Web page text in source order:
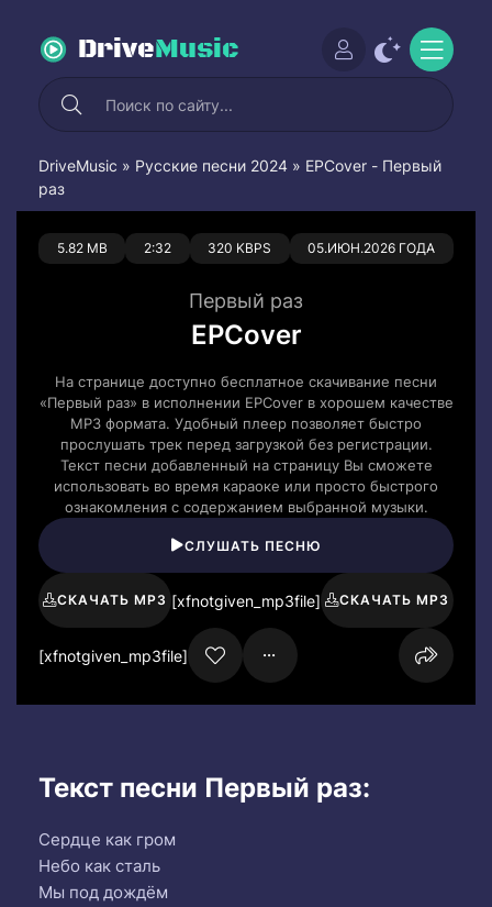
DriveMusic
DriveMusic » Русские песни 2024 » EPCover - Первый
раз
5.82 MB 2:32 320 KBPS 05.ИЮН.2026 ГОДА
0 0
Первый раз
EPCover
На странице доступно бесплатное скачивание песни
«Первый раз» в исполнении EPCover в хорошем качестве
MP3 формата. Удобный плеер позволяет быстро
прослушать трек перед загрузкой без регистрации.
Текст песни добавленный на страницу Вы сможете
использовать во время караоке или просто быстрого
ознакомления с содержанием выбранной музыки.
СЛУШАТЬ ПЕСНЮ
СКАЧАТЬ MP3 [xfnotgiven_mp3file] СКАЧАТЬ MP3
[xfnotgiven_mp3file]
Текст песни Первый раз:
Сердце как гром
Небо как сталь
Мы под дождём